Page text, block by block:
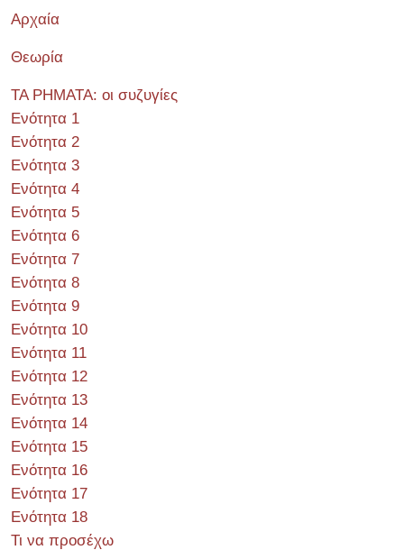
Αρχαία
Θεωρία
ΤΑ ΡΗΜΑΤΑ: οι συζυγίες
Ενότητα 1
Ενότητα 2
Ενότητα 3
Ενότητα 4
Ενότητα 5
Ενότητα 6
Ενότητα 7
Ενότητα 8
Ενότητα 9
Ενότητα 10
Ενότητα 11
Ενότητα 12
Ενότητα 13
Ενότητα 14
Ενότητα 15
Ενότητα 16
Ενότητα 17
Ενότητα 18
Τι να προσέχω